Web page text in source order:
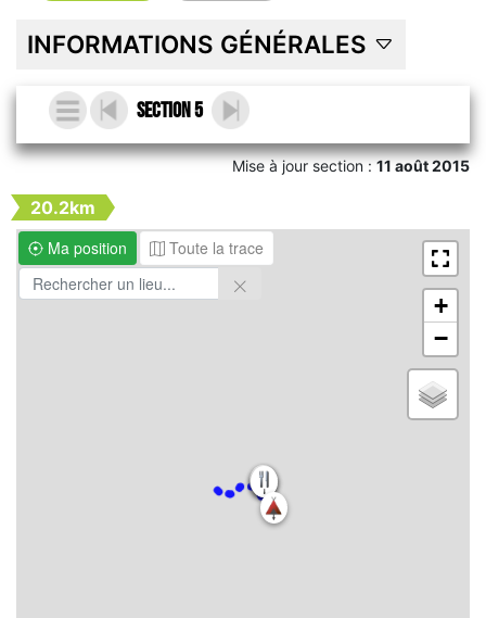
INFORMATIONS GÉNÉRALES
Section 5
Mise à jour section :11 août 2015
20.2km
Ma position
Toute la trace
+
−